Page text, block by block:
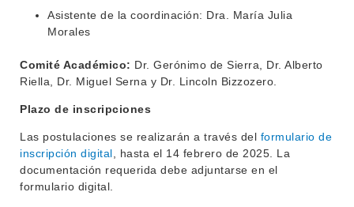
Asistente de la coordinación: Dra. María Julia
Morales
Comité Académico: Dr. Gerónimo de Sierra, Dr. Alberto
Riella, Dr. Miguel Serna y Dr. Lincoln Bizzozero.
Plazo de inscripciones
Las postulaciones se realizarán a través del formulario de
inscripción digital , hasta el 14 febrero de 2025. La
documentación requerida debe adjuntarse en el
formulario digital.